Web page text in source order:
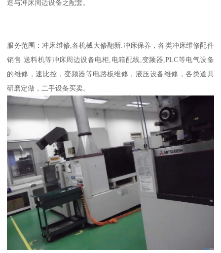
造与冲床周边设备之配套。
服务范围：冲床维修,各机械大修翻新.冲床保养，各类冲床维修配件
销售.送料机等冲床周边设备电柜,电箱配线,变频器,PLC等电气设备
的维修，速比控，变频器等电路板维修，液压设备维修，各类道具
研磨定做，二手设备买卖。